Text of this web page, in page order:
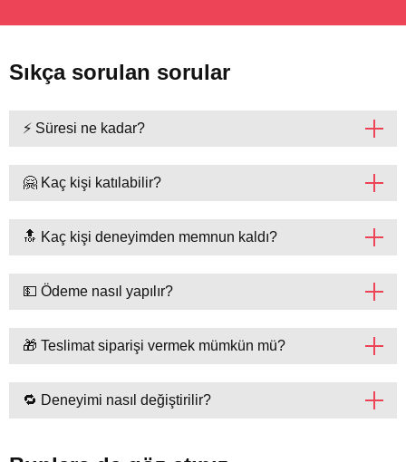
Sıkça sorulan sorular
⚡ Süresi ne kadar?
🤗 Kaç kişi katılabilir?
🔝 Kaç kişi deneyimden memnun kaldı?
💵 Ödeme nasıl yapılır?
🎁 Teslimat siparişi vermek mümkün mü?
🔁 Deneyimi nasıl değiştirilir?